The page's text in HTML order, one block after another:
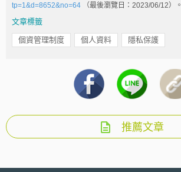
tp=1&d=8652&no=64 （最後瀏覽日：2023/06/12）。
文章標籤
個資管理制度 個人資料 隱私保護
推薦文章